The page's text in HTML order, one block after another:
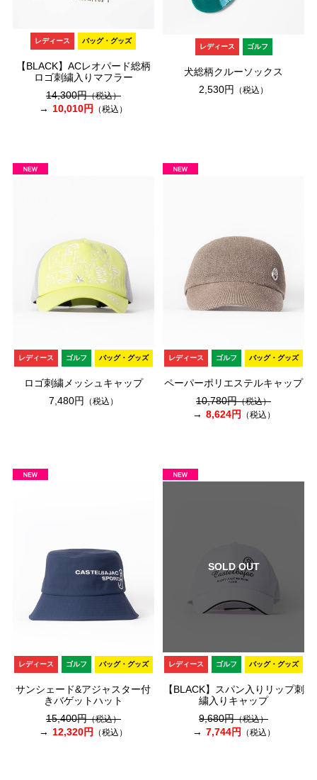
レディース バッグ・グッズ
【BLACK】ACレオパード総柄
ロゴ刺繍入りマフラー
14,300円（税込）
10,010円 （税込）
レディース ゴルフ
犬総柄クルーソックス
2,530円
（税込）
レディース ゴルフ バッグ・グッズ
ロゴ刺繍メッシュキャップ
7,480円
（税込）
レディース ゴルフ バッグ・グッズ
ペーパーポリエステルキャップ
10,780円（税込）
8,624円 （税込）
レディース ゴルフ バッグ・グッズ
サンシェード&アジャスター付
きバゲットハット
15,400円（税込）
12,320円 （税込）
SOLD OUT
レディース ゴルフ バッグ・グッズ
【BLACK】スパン入りリップ刺
繍入りキャップ
9,680円（税込）
7,744円 （税込）